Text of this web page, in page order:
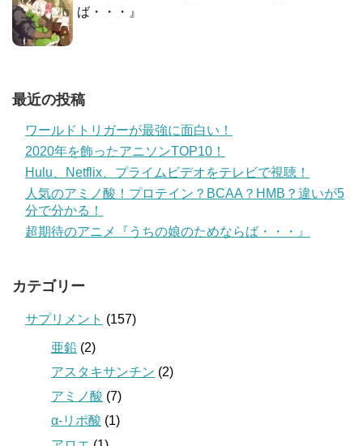
ば・・・』
最近の投稿
ワールドトリガーが最強に面白い！
2020年を飾ったアニソンTOP10！
Hulu、Netflix、プライムビデオをテレビで視聴！
人気のアミノ酸！プロテイン？BCAA？HMB？違いが5
分で分かる！
超期待のアニメ『うちの娘のためならば・・・』
カテゴリー
サプリメント (157)
亜鉛 (2)
アスタキサンチン (2)
アミノ酸 (7)
α-リポ酸 (1)